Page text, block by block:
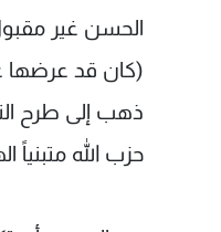
الحسن غير
ذهب إلى طرح
حزب الله